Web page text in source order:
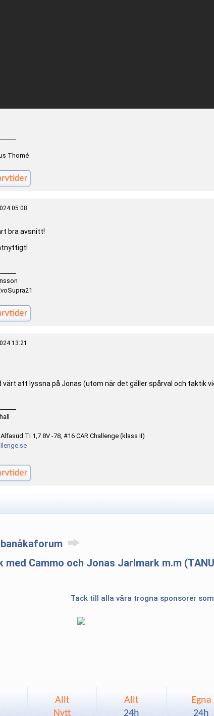
Thomé
05:08
bra avsnitt!
13:21
värt att lyssna på Jonas (utom när det gäller spårval och taktik
TI 1,7 8V -78, #16 CAR Challenge (klass II)
med Cammo och Jonas Jarlmark m.m
Tack till alla våra trogna sponsorer
Allt
Nytt
Allt
24h
Egna
24h